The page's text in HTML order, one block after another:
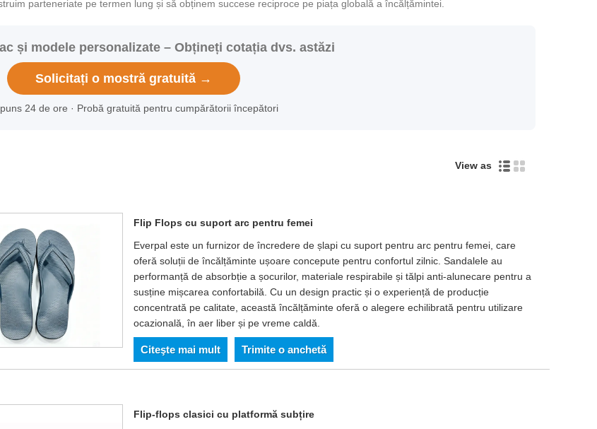
parteneriate pe termen lung și să obținem succese reciproce pe piața globală a încălțămintei.
și modele personalizate – Obțineți cotația dvs. astăzi
Solicitați o mostră gratuită →
24 de ore · Probă gratuită pentru cumpărătorii începători
View as
Flip Flops cu suport arc pentru femei
Everpal este un furnizor de încredere de șlapi cu suport pentru arc pentru femei, care
oferă soluții de încălțăminte ușoare concepute pentru confortul zilnic. Sandalele au
performanță de absorbție a șocurilor, materiale respirabile și tălpi anti-alunecare pentru a
susține mișcarea confortabilă. Cu un design practic și o experiență de producție
concentrată pe calitate, această încălțăminte oferă o alegere echilibrată pentru utilizare
ocazională, în aer liber și pe vreme caldă.
Citeşte mai mult Trimite o anchetă
Flip-flops clasici cu platformă subțire